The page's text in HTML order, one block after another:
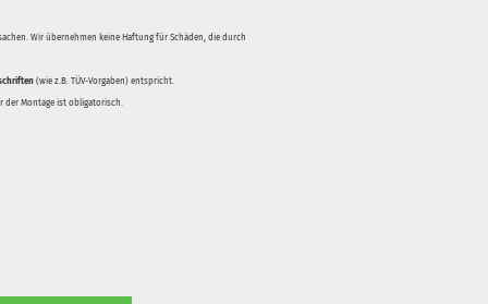
Wir übernehmen keine Haftung für Schäden, die durch
(wie z.B. TÜV-Vorgaben) entspricht.
der Montage ist obligatorisch.